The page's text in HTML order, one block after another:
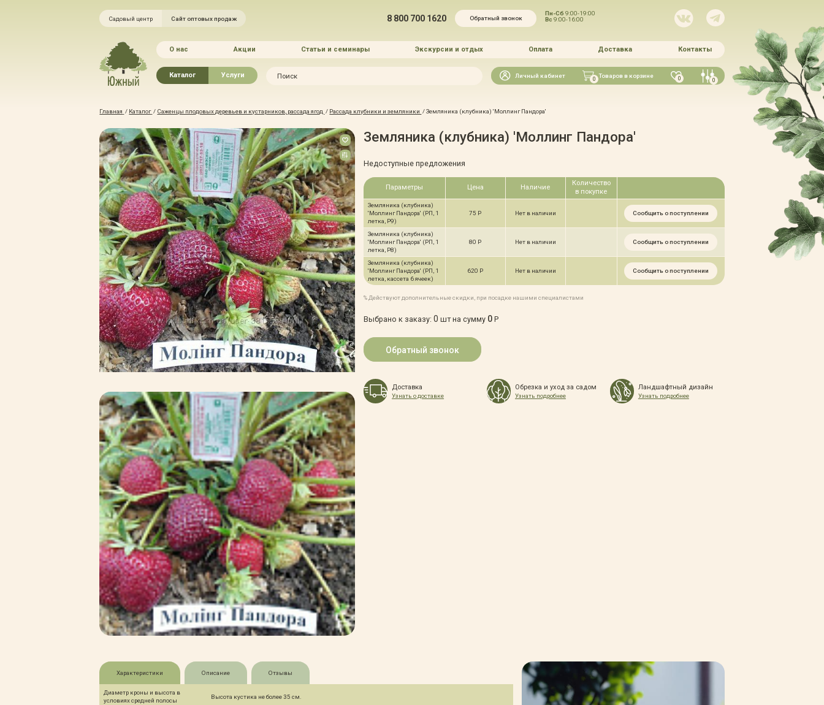
Садовый центр Сайт оптовых продаж 8 800 700 1620 Обратный звонок
Пн-Сб9:00-19:00
Вс9:00-16:00
О нас Акции Статьи и семинары Экскурсии и отдых Оплата Доставка Контакты
Каталог
Хвойные растения
Плодово-ягодные растения
Лиственные растения
Цветы
Водные растения
Растения вертикального
озеленения
Формованные растения
Экостория
Товары для сада
Грунты, удобрения, отсыпка
Зимние товары
Крупномеры
Консультации специалистов
Полезная литература
Прайс-листы
Системы скидок, программы
лояльности
Оплата
Полезные советы
Возврат и замена
Услуги
Благоустройство и озеленение
Зелёный доктор
Зимние услуги
Уход за садом
Портфолио
Прайс-листы
Правила оказания услуг
Доставка
Оплата
Гарантии
Автополив
Искать
Личный кабинет 0 Товаров в корзине 0 0
Главная / Каталог / Саженцы плодовых деревьев и кустарников, рассада ягод / Рассада клубники и земляники /Земляника (клубника) 'Моллинг Пандора'
Земляника (клубника) 'Моллинг Пандора'
Недоступные предложения
Параметры Цена Наличие
Количество
в покупке
Земляника (клубника)
'Моллинг Пандора' (РП, 1
летка, Р9)
75 Р Нет в наличии Сообщить о поступлении
Земляника (клубника)
'Моллинг Пандора' (РП, 1
летка, Р8)
80 Р Нет в наличии Сообщить о поступлении
Земляника (клубника)
'Моллинг Пандора' (РП, 1
летка, кассета 6 ячеек)
620 Р Нет в наличии Сообщить о поступлении
% Действуют дополнительные скидки, при посадке нашими специалистами
Выбрано к заказу: 0 шт на сумму 0Р
Обратный звонок
Доставка
Узнать о доставке
Обрезка и уход за садом
Узнать подробнее
Ландшафтный дизайн
Узнать подробнее
Характеристики Описание Отзывы
Диаметр кроны и высота в
условиях средней полосы
Высота кустика не более 35 см.